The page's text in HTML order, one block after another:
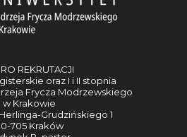
REKRUTACJI
oraz I i II stopnia
Frycza Modrzewskiego
w Krakowie
Grudzińskiego 1
705 Kraków